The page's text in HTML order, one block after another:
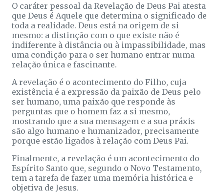
O caráter pessoal da Revelação de Deus Pai atesta
que Deus é Aquele que determina o significado de
toda a realidade. Deus está na origem de si
mesmo: a distinção com o que existe não é
indiferente à distância ou à impassibilidade, mas
uma condição para o ser humano entrar numa
relação única e fascinante.
A revelação é o acontecimento do Filho, cuja
existência é a expressão da paixão de Deus pelo
ser humano, uma paixão que responde às
perguntas que o homem faz a si mesmo,
mostrando que a sua mensagem e a sua práxis
são algo humano e humanizador, precisamente
porque estão ligados à relação com Deus Pai.
Finalmente, a revelação é um acontecimento do
Espírito Santo que, segundo o Novo Testamento,
tem a tarefa de fazer uma memória histórica e
objetiva de Jesus.